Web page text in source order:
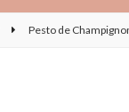
Pesto de